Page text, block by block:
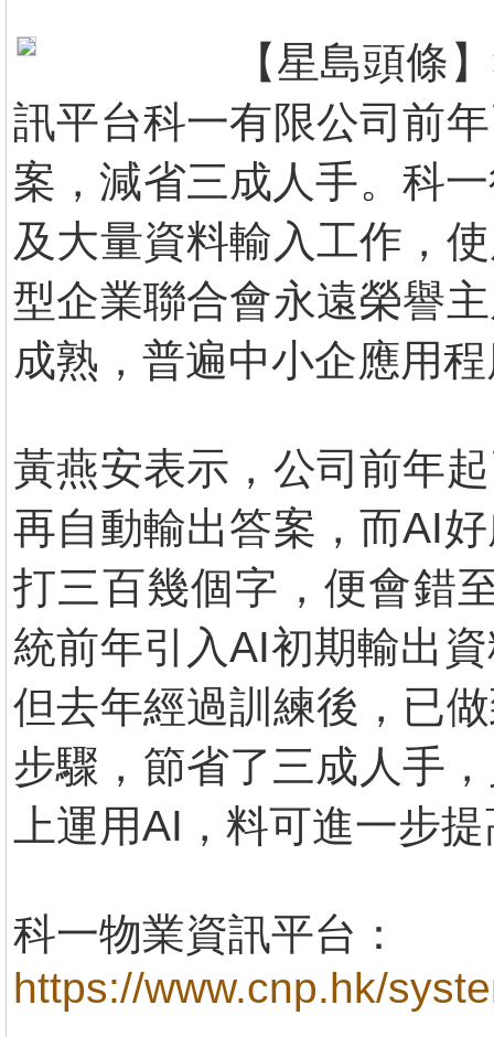
【星島頭條
訊平台科一有限公司前
案，減省三成人手。科
及大量資料輸入工作，
型企業聯合會永遠榮譽
成熟，普遍中小企應用
黃燕安表示，公司前年
再自動輸出答案，而AI
打三百幾個字，便會錯
統前年引入AI初期輸出
但去年經過訓練後，已
步驟，節省了三成人手
上運用AI，料可進一步
科一物業資訊平台：
https://www.cnp.hk/